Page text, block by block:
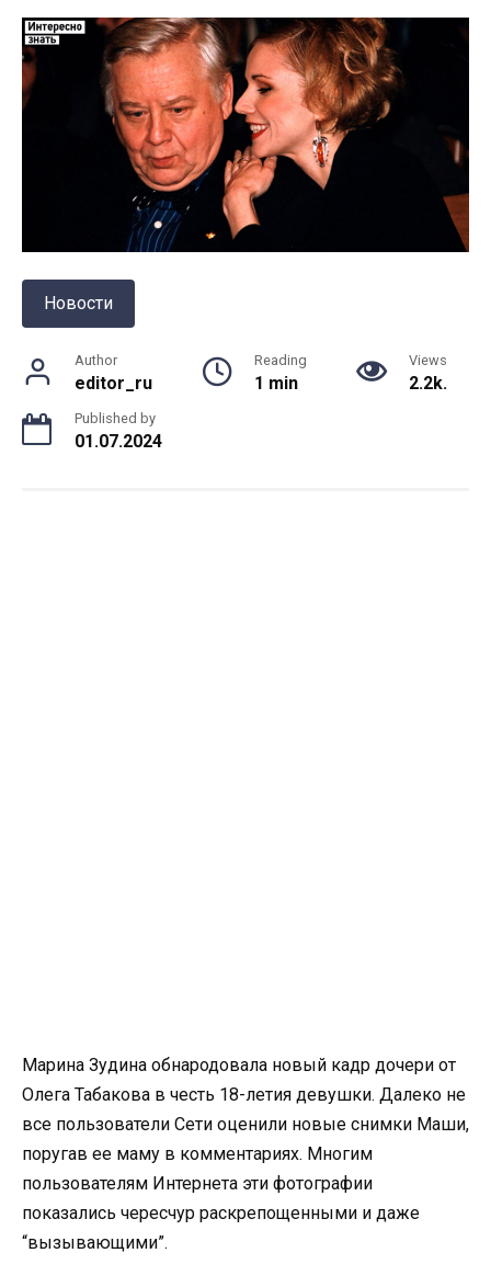
Новости
Author
editor_ru
Reading
1 min
Views
2.2k.
Published by
01.07.2024
Марина Зудина обнародовала новый кадр дочери от
Олега Табакова в честь 18-летия девушки. Далеко не
все пользователи Сети оценили новые снимки Маши,
поругав ее маму в комментариях. Многим
пользователям Интернета эти фотографии
показались чересчур раскрепощенными и даже
“вызывающими”.